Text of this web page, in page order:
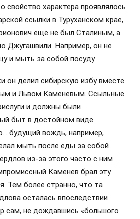
свойство характера проявлялось
ссылки в Туруханском крае,
ещё не был Сталиным, а
Джугашвили. Например, он не
и мыть за собой посуду.
он делил сибирскую избу вместе
и Львом Каменевым. Ссыльные
и должны были
быт в достойном виде
будущий вождь, например,
мыть после еды за собой
из-за этого часто с ним
Каменев брал эту
Тем более странно, что та
осталась впоследствии
сам, не дождавшись «большого